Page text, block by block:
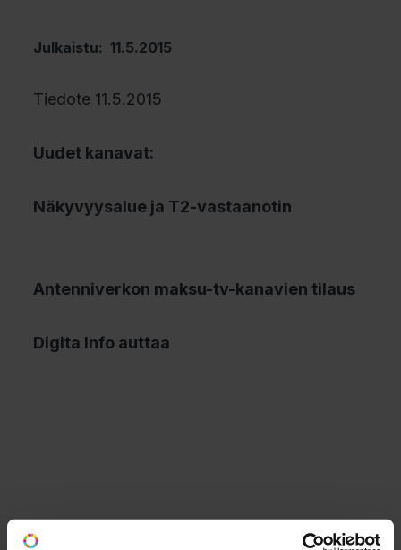
Julkaistu: 11.5.2015
Tiedote 11.5.2015
Uudet kanavat:
Näkyvyysalue ja T2-vastaanotin
Antenniverkon maksu-tv-kanavien tilaus
Digita Info auttaa